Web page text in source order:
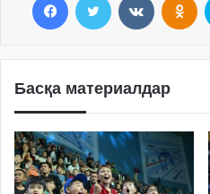
Басқа материалдар